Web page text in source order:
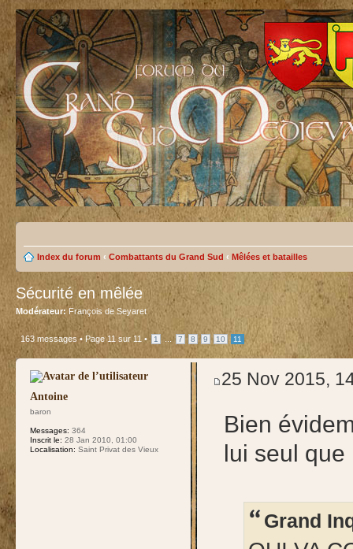
Index du forum ‹ Combattants du Grand Sud ‹ Mêlées et batailles
Sécurité en mêlée
Modérateur: François de Seyaret
163 messages • Page11 sur 11 • 1 ... 7 8 9 10 11
Antoine
baron
Messages: 364
Inscrit le: 28 Jan 2010, 01:00
Localisation: Saint Privat des Vieux
25 Nov 2015,
Bien
lui seul
Grand